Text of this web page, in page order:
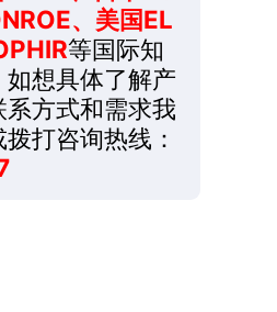
、美国EL
等国际知
想具体了解产
方式和需求我
打咨询热线：